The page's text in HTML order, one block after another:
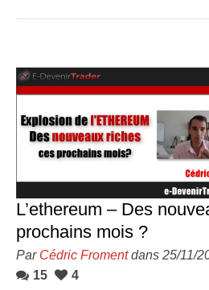
L’ethereum – Des
prochains mois ?
Par Cédric Fromentdans 25/11/
15
4